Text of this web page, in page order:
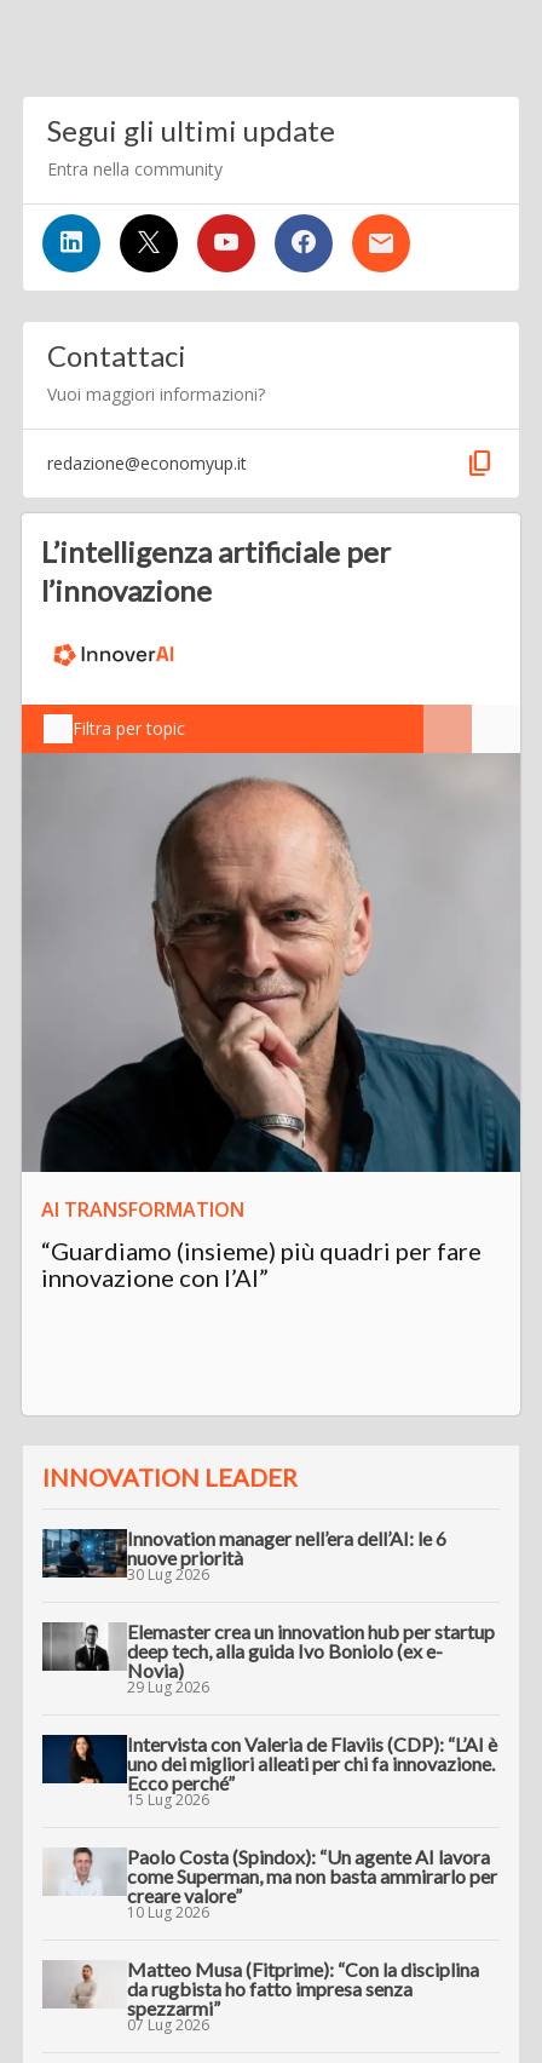
Segui gli ultimi update
Entra nella community
Contattaci
Vuoi maggiori informazioni?
redazione@economyup.it content_copy
L’intelligenza artificiale per
l’innovazione
Filtra per topic
AI TRANSFORMATION
“Guardiamo (insieme) più quadri per fare
innovazione con l’AI”
INNOVATION LEADER
Innovation manager nell’era dell’AI: le 6
nuove priorità
30 Lug 2026
Elemaster crea un innovation hub per startup
deep tech, alla guida Ivo Boniolo (ex e-
Novia)
29 Lug 2026
Intervista con Valeria de Flaviis (CDP): “L’AI è
uno dei migliori alleati per chi fa innovazione.
Ecco perché”
15 Lug 2026
Paolo Costa (Spindox): “Un agente AI lavora
come Superman, ma non basta ammirarlo per
creare valore”
10 Lug 2026
Matteo Musa (Fitprime): “Con la disciplina
da rugbista ho fatto impresa senza
spezzarmi”
07 Lug 2026